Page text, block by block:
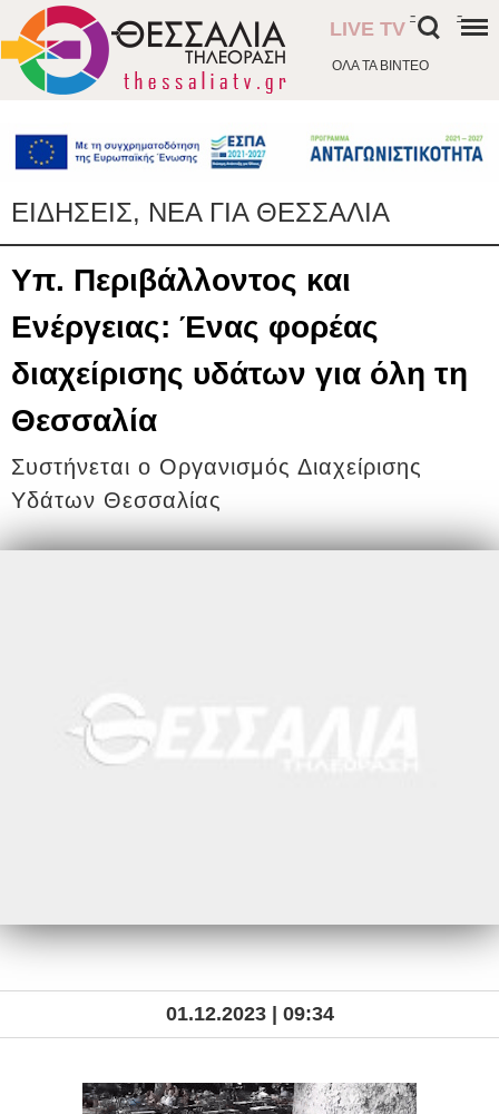
ΟΛΑ ΤΑ ΒΙΝΤΕΟ
LIVE TV
- -
ΕΙΔΗΣΕΙΣ, ΝΕΑ ΓΙΑ ΘΕΣΣΑΛΙΑ
Υπ. Περιβάλλοντος και
Ενέργειας: Ένας φορέας
διαχείρισης υδάτων για όλη τη
Θεσσαλία
Συστήνεται ο Οργανισμός Διαχείρισης
Υδάτων Θεσσαλίας
01.12.2023 | 09:34